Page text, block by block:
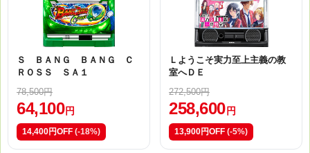
Ｓ ＢＡＮＧ ＢＡＮＧ Ｃ
ＲＯＳＳ ＳＡ１
78,500円
64,100 円
14,400円OFF (-18%)
Ｌようこそ実力至上主義の教
室へＤＥ
272,500円
258,600 円
13,900円OFF (-5%)